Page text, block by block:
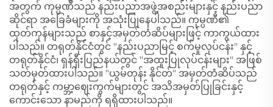
အတွက် ကုမ္ပဏီသည် နည်းပညာအဖွဲ့အစည်းများနှင့် နည်းပညာ
ဆိုင်ရာ အခြေခံများကို အသုံးပြုနေပါသည်။ ကုမ္ပဏီ၏
ထုတ်ကုန်များသည် စာနှင့်အမှတ်တံဆိပ်များဖြင့် ကာကွယ်ထား
ပါသည်။ တရုတ်နိုင်ငံတွင် "နည်းပညာမြင့် စက်မှုလုပ်ငန်း" နှင့်
တရုတ်နိုင်ငံ၊ ရှန်ရှီးပြည်နယ်တွင် "အထူးပြုလုပ်ငန်းများ" အဖြစ်
သတ်မှတ်ထားပါသည်။ "ယွမ်တုန်း နိုင်တ်" အမှတ်တံဆိပ်သည်
တရုတ်နှင့် ကမ္ဘာ့ဈေးကွက်များတွင် အသိအမှတ်ပြုခြင်းနှင့်
ကောင်းသော နာမည်ကို ရရှိထားပါသည်။